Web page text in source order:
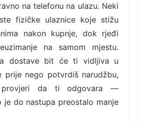
na telefonu na ulazu. Neki
fizičke ulaznice koje stižu
nakon kupnje, dok rjeđi
na samom mjestu.
dostave bit će ti vidljiva u
prije nego potvrdiš narudžbu,
da ti odgovara —
je do nastupa preostalo manje